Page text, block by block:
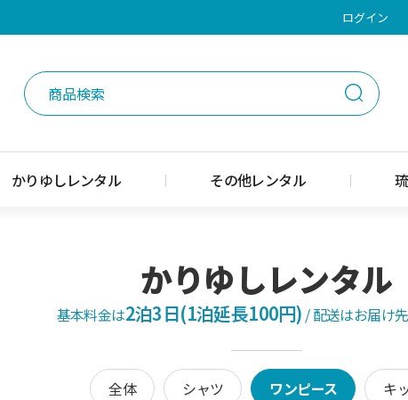
ログイン
かりゆしレンタル その他レンタル
かりゆしレンタル
基本料金は2泊3日(1泊延長100円) /配送はお届け
全体 シャツ ワンピース キ